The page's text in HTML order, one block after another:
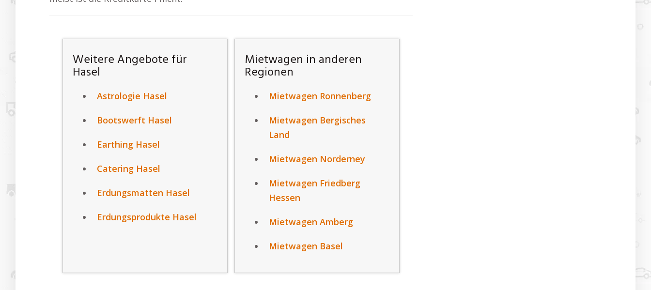
Weitere Angebote für
Hasel
Astrologie Hasel
Bootswerft Hasel
Earthing Hasel
Catering Hasel
Erdungsmatten Hasel
Erdungsprodukte Hasel
Mietwagen in anderen
Regionen
Mietwagen Ronnenberg
Mietwagen Bergisches
Land
Mietwagen Norderney
Mietwagen Friedberg
Hessen
Mietwagen Amberg
Mietwagen Basel